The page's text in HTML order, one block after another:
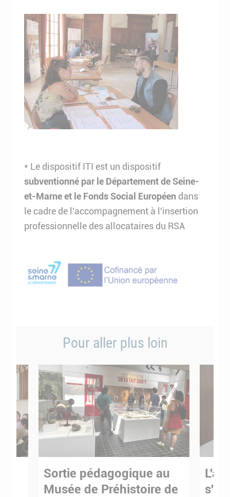
* Le dispositif ITI est un dispositif
subventionné par le Département de Seine-
et-Marne et le Fonds Social Européen dans
le cadre de l'accompagnement à l'insertion
professionnelle des allocataires du RSA
Pour aller plus loin
Sortie pédagogique au
Musée de Préhistoire de